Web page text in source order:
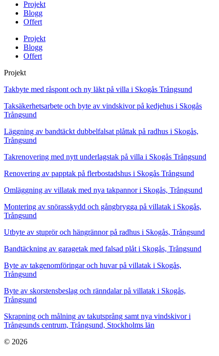
Projekt
Blogg
Offert
Projekt
Blogg
Offert
Projekt
Takbyte med råspont och ny läkt på villa i Skogås Trångsund
Taksäkerhetsarbete och byte av vindskivor på kedjehus i Skogås
Trångsund
Läggning av bandtäckt dubbelfalsat plåttak på radhus i Skogås,
Trångsund
Takrenovering med nytt underlagstak på villa i Skogås Trångsund
Renovering av papptak på flerbostadshus i Skogås Trångsund
Omläggning av villatak med nya takpannor i Skogås, Trångsund
Montering av snörasskydd och gångbrygga på villatak i Skogås,
Trångsund
Utbyte av stuprör och hängrännor på radhus i Skogås, Trångsund
Bandtäckning av garagetak med falsad plåt i Skogås, Trångsund
Byte av takgenomföringar och huvar på villatak i Skogås,
Trångsund
Byte av skorstensbeslag och ränndalar på villatak i Skogås,
Trångsund
Skrapning och målning av takutsprång samt nya vindskivor i
Trångsunds centrum, Trångsund, Stockholms län
© 2026